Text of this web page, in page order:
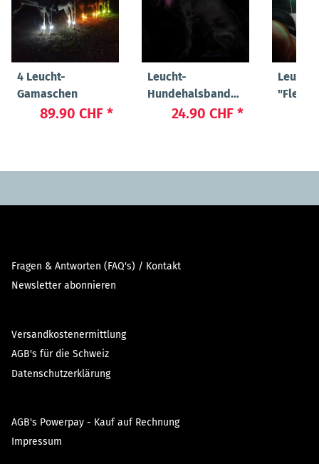
4 Leucht-
Gamaschen
89.90 CHF *
Leucht-
Hundehalsband
"Cash"24.90 CHF *
"Flex"
Fragen & Antworten (FAQ's) / Kontakt
Newsletter abonnieren
Versandkostenermittlung
AGB's für die Schweiz
Datenschutzerklärung
AGB's Powerpay - Kauf auf Rechnung
Impressum